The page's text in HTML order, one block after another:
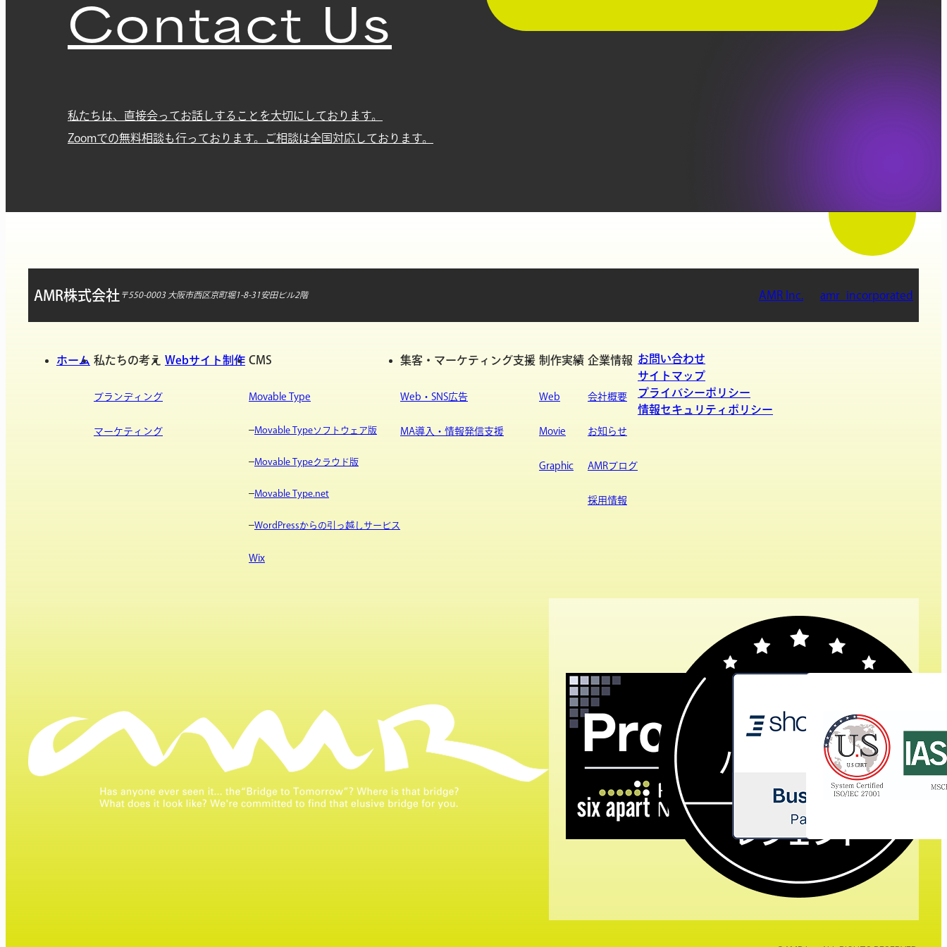
Contact Us
私たちは、直接会ってお話しすることを大切にしております。
Zoomでの無料相談も行っております。ご相談は全国対応しております。
AMR株式会社 〒550-0003 大阪市西区京町堀1-8-31安田ビル2階 AMR Inc. amr_incorporated
ホーム 私たちの考え
ブランディング
マーケティング
Webサイト制作 CMS
Movable Type
Movable Typeソフトウェア版
Movable Typeクラウド版
Movable Type.net
WordPressからの引っ越しサービス
Wix
集客・マーケティング支援
Web・SNS広告
MA導入・情報発信支援
制作実績
Web
Movie
Graphic
企業情報
会社概要
お知らせ
AMRブログ
採用情報
お問い合わせ
サイトマップ
プライバシーポリシー
情報セキュリティポリシー